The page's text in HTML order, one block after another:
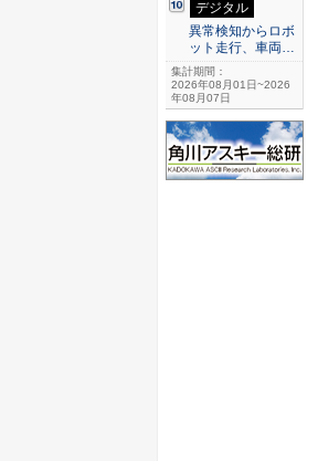
デジタル
異常検知からロボ
ット走行、車両…
集計期間：
2026年08月01日~2026
年08月07日